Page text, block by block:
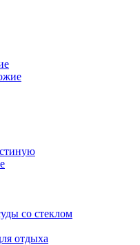
со стеклом
отдыха